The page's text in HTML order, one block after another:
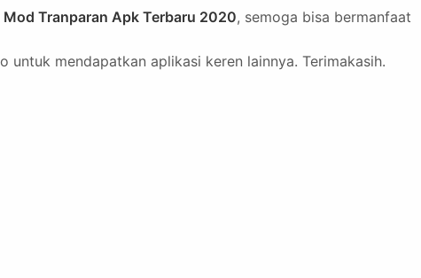
Tranparan Apk Terbaru 2020, semoga bisa bermanfaat
untuk mendapatkan aplikasi keren lainnya. Terimakasih.